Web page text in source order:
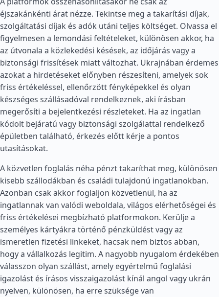
éjszakánkénti árat nézze. Tekintse meg a takarítási díjak,
szolgáltatási díjak és adók utáni teljes költséget. Olvassa el
figyelmesen a lemondási feltételeket, különösen akkor, ha
az útvonala a közlekedési késések, az időjárás vagy a
biztonsági frissítések miatt változhat. Ukrajnában érdemes
azokat a hirdetéseket előnyben részesíteni, amelyek sok
friss értékeléssel, ellenőrzött fényképekkel és olyan
készséges szállásadóval rendelkeznek, aki írásban
megerősíti a bejelentkezési részleteket. Ha az ingatlan
kódolt bejáratú vagy biztonsági szolgálattal rendelkező
épületben található, érkezés előtt kérje a pontos
utasításokat.
A közvetlen foglalás néha pénzt takaríthat meg, különösen
kisebb szállodákban és családi tulajdonú ingatlanokban.
Azonban csak akkor foglaljon közvetlenül, ha az
ingatlannak van valódi weboldala, világos elérhetőségei és
friss értékelései megbízható platformokon. Kerülje a
személyes kártyákra történő pénzküldést vagy az
ismeretlen fizetési linkeket, hacsak nem biztos abban,
hogy a vállalkozás legitim. A nagyobb nyugalom érdekében
válasszon olyan szállást, amely egyértelmű foglalási
igazolást és írásos visszaigazolást kínál angol vagy ukrán
nyelven, különösen, ha erre szüksége van